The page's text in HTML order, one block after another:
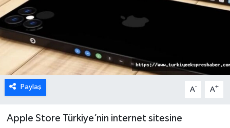
Paylaş A- A+
Apple Store Türkiye’nin internet sitesine